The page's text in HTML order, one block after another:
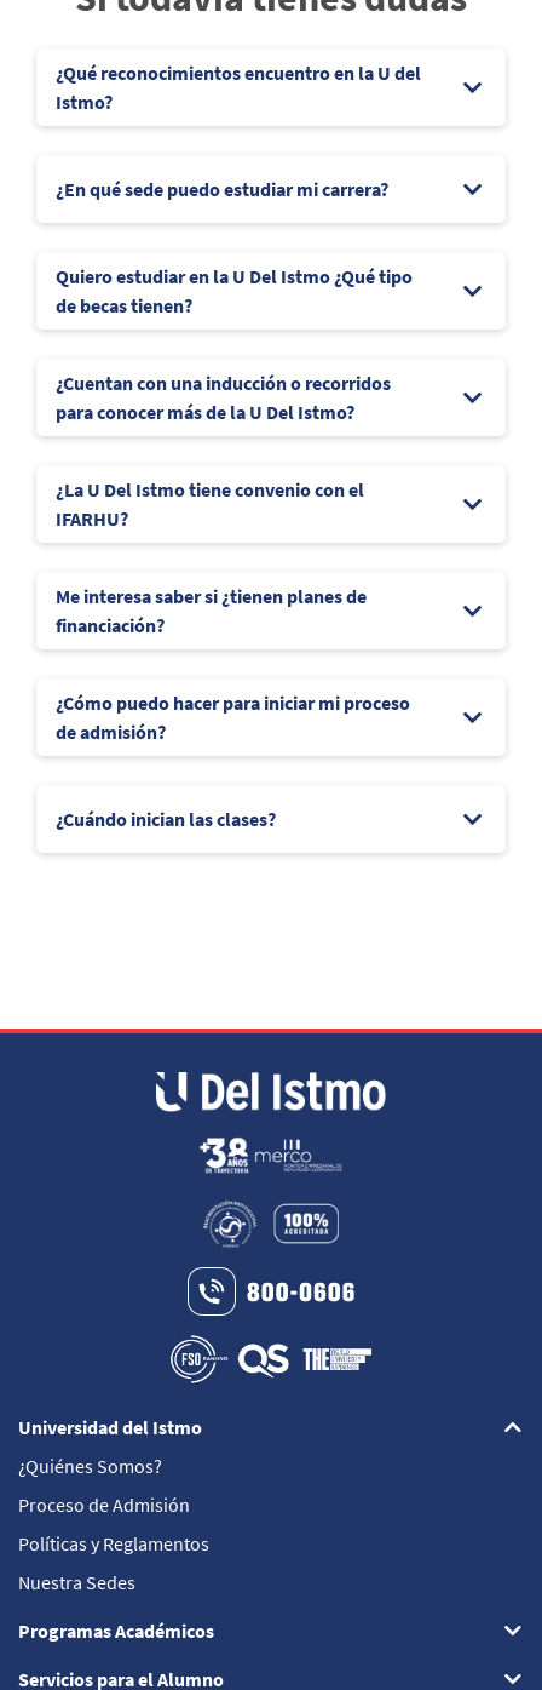
¿Qué reconocimientos encuentro en la U del
Istmo?
¿En qué sede puedo estudiar mi carrera?
Quiero estudiar en la U Del Istmo ¿Qué tipo
de becas tienen?
¿Cuentan con una inducción o recorridos
para conocer más de la U Del Istmo?
¿La U Del Istmo tiene convenio con el
IFARHU?
Me interesa saber si ¿tienen planes de
financiación?
¿Cómo puedo hacer para iniciar mi proceso
de admisión?
¿Cuándo inician las clases?
Universidad del Istmo
¿Quiénes Somos?
Proceso de Admisión
Políticas y Reglamentos
Nuestra Sedes
Programas Académicos
Servicios para el Alumno